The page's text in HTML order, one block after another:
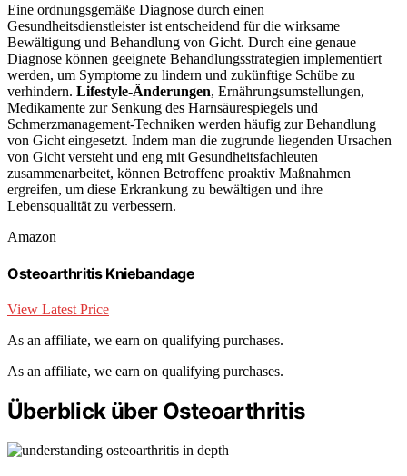
Eine ordnungsgemäße Diagnose durch einen
Gesundheitsdienstleister ist entscheidend für die wirksame
Bewältigung und Behandlung von Gicht. Durch eine genaue
Diagnose können geeignete Behandlungsstrategien implementiert
werden, um Symptome zu lindern und zukünftige Schübe zu
verhindern. Lifestyle-Änderungen, Ernährungsumstellungen,
Medikamente zur Senkung des Harnsäurespiegels und
Schmerzmanagement-Techniken werden häufig zur Behandlung
von Gicht eingesetzt. Indem man die zugrunde liegenden Ursachen
von Gicht versteht und eng mit Gesundheitsfachleuten
zusammenarbeitet, können Betroffene proaktiv Maßnahmen
ergreifen, um diese Erkrankung zu bewältigen und ihre
Lebensqualität zu verbessern.
Amazon
Osteoarthritis Kniebandage
View Latest Price
As an affiliate, we earn on qualifying purchases.
As an affiliate, we earn on qualifying purchases.
Überblick über Osteoarthritis